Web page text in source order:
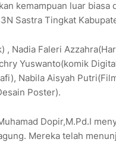
kemampuan luar biasa
Sastra Tingkat
, Nadia Faleri
Yuswanto(komik
Nabila Aisyah
Poster).
Dopir,M.Pd.I
Mereka telah